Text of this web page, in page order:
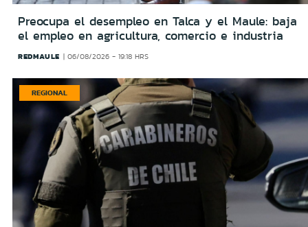
Preocupa el desempleo en Talca y el Maule: baja
el empleo en agricultura, comercio e industria
REDMAULE 06/08/2026 - 19:18 HRS
REGIONAL